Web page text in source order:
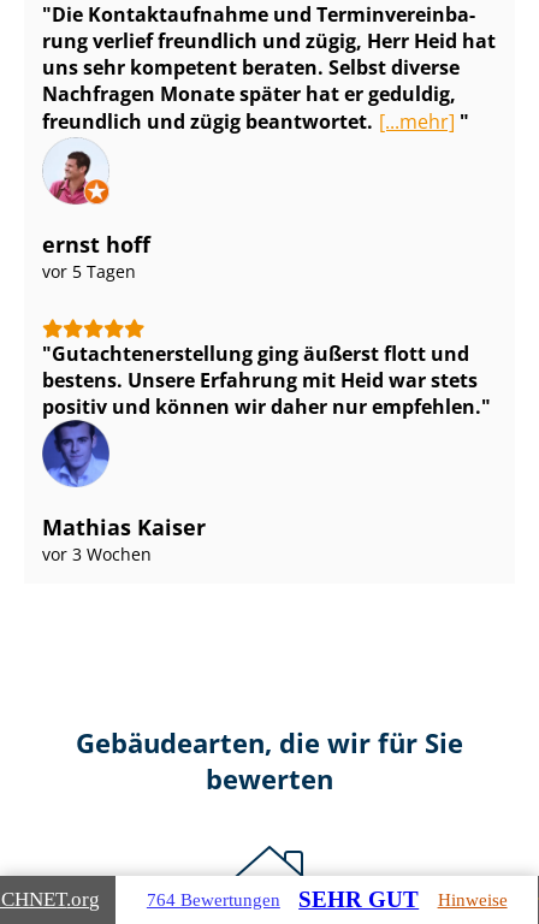
Die Kontaktaufnahme und Ter­min­ver­ein­ba­
rung verlief freundlich und zügig, Herr Heid hat
uns sehr kompetent beraten. Selbst diverse
Nachfragen Monate später hat er geduldig,
freundlich und zügig beantwortet. [...mehr]
ernst hoff
vor 5 Tagen
Gut­ach­ten­er­stel­lung ging äußerst flott und
bestens. Unsere Erfahrung mit Heid war stets
positiv und können wir daher nur empfehlen.
Mathias Kaiser
vor 3 Wochen
Gebäudearten, die wir für Sie
bewerten
.org 764 Bewertungen SEHR GUT Hinweise